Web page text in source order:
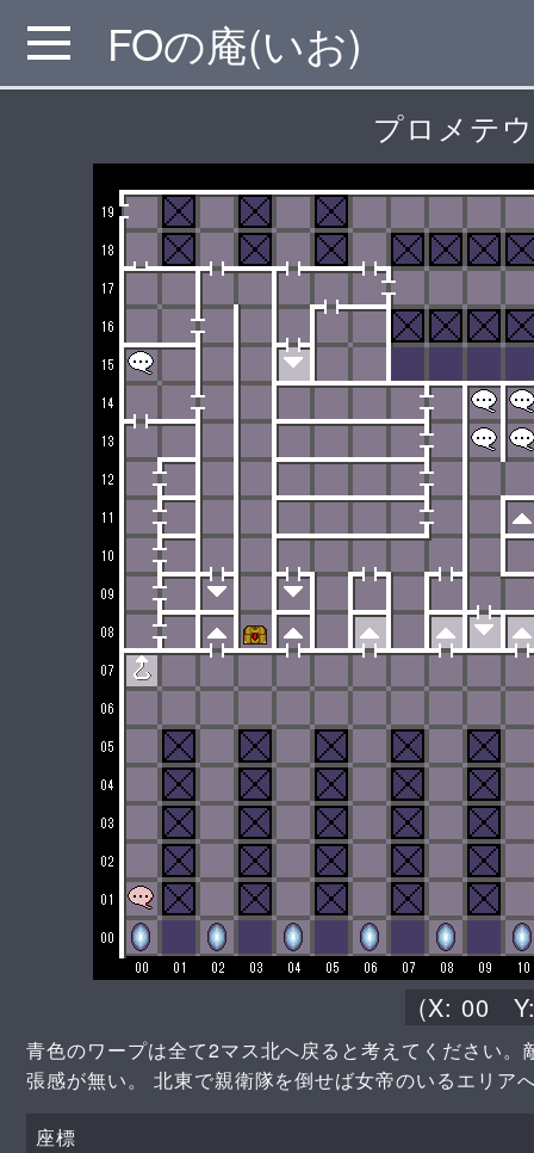
MENU FOの庵(いお)
プロメテ
(X: 00
青色のワープは全て2マス北へ戻ると考えてください
張感が無い。 北東で親衛隊を倒せば女帝のいるエリア
座標